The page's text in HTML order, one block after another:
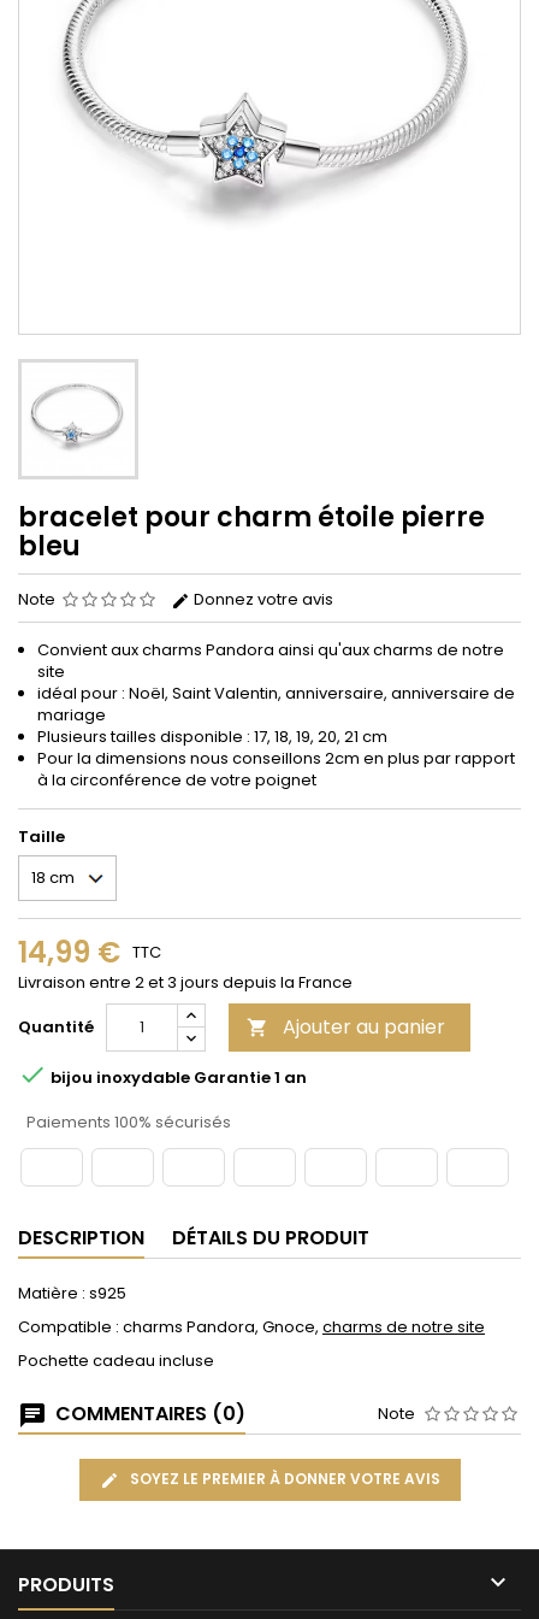
bracelet pour charm étoile pierre
bleu
Note Donnez votre avis
Convient auxcharms Pandora ainsi qu'aux charms de notre
site
idéal pour : Noël, Saint Valentin, anniversaire, anniversaire de
mariage
Plusieurs tailles disponible : 17, 18, 19, 20, 21 cm
Pour la dimensions nous conseillons 2cm en plus par rapport
à la circonférence de votre poignet
Taille
14,99 € TTC
Livraison entre 2 et 3 jours depuis la France
Quantité
 Ajouter au panier
 bijou inoxydable Garantie 1 an
Paiements 100% sécurisés
DESCRIPTION DÉTAILS DU PRODUIT
Matière : s925
Compatible : charms Pandora, Gnoce, charms de notre site
Pochette cadeau incluse
COMMENTAIRES (0) Note
SOYEZ LE PREMIER À DONNER VOTRE AVIS
PRODUITS 